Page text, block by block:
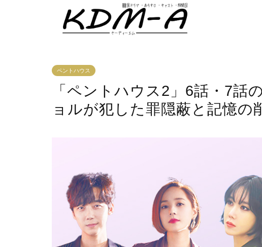
ペントハウス
「ペントハウス2」6話・7話
ョルが犯した罪隠蔽と記憶の